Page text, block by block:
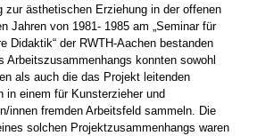
zur ästhetischen Erziehung in der offenen
Jahren von 1981- 1985 am „Seminar für
Didaktik“ der RWTH-Aachen bestanden
Arbeitszusammenhangs konnten sowohl
als auch die das Projekt leitenden
in einem für Kunsterzieher und
innen fremden Arbeitsfeld sammeln. Die
solchen Projekt­zusammenhangs waren